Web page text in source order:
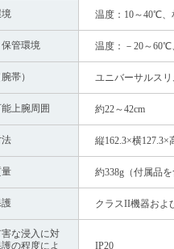
温度：10～40℃、
管環境 温度：－20～60℃
帯） ユニバーサルス
上腕周囲 約22～42cm
縦162.3×横127.3×
約338g（付属品を
護 クラスII機器お
な浸入に対
の程度によ
IP20